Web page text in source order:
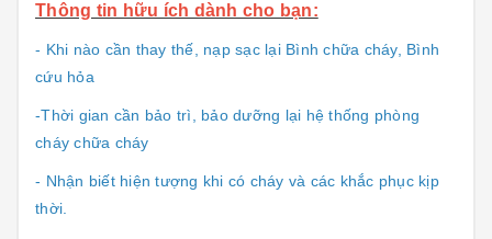
Thông tin hữu ích dành cho bạn:
- Khi nào cần thay thế, nạp sạc lại Bình chữa cháy, Bình
cứu hỏa
-Thời gian cần bảo trì, bảo dưỡng lại hệ thống phòng
cháy chữa cháy
- Nhận biết hiện tượng khi có cháy và các khắc phục kịp
thời.